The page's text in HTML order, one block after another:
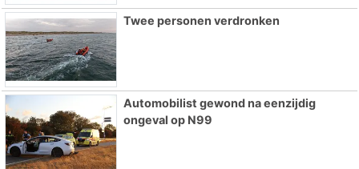
Twee personen verdronken
Automobilist gewond na eenzijdig
ongeval op N99